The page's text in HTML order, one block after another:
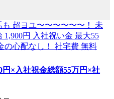
円×入社祝金総額55万円×社